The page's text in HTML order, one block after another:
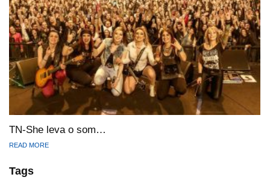
TN-She leva o som…
READ MORE
Tags